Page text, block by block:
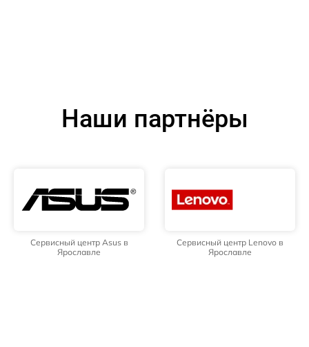
Наши партнёры
Сервисный центр Asus в
Ярославле
Сервисный центр Lenovo в
Ярославле